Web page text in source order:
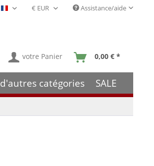
Français- FR Assistance/aide
votre Panier 0,00 € *
d'autres catégories SALE